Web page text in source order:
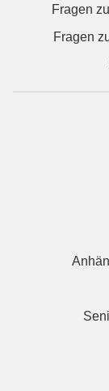
Fragen
Fragen